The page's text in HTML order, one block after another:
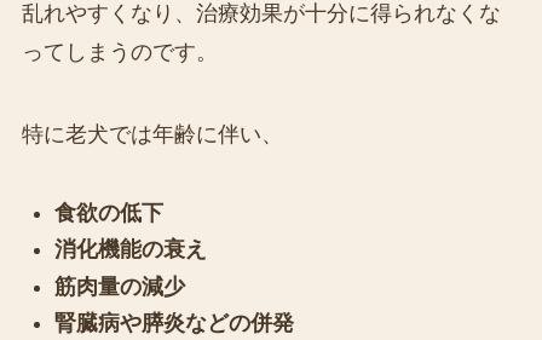
乱れやすくなり、治療効果が十分に得られなくな
ってしまうのです。
特に老犬では年齢に伴い、
食欲の低下
消化機能の衰え
筋肉量の減少
腎臓病や膵炎などの併発